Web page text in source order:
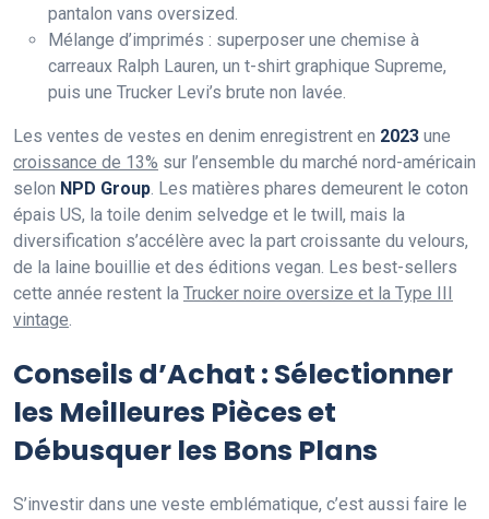
pantalon vans oversized.
Mélange d’imprimés : superposer une chemise à
carreaux Ralph Lauren, un t-shirt graphique Supreme,
puis une Trucker Levi’s brute non lavée.
Les ventes de vestes en denim enregistrent en 2023 une
croissance de 13% sur l’ensemble du marché nord-américain
selon NPD Group. Les matières phares demeurent le coton
épais US, la toile denim selvedge et le twill, mais la
diversification s’accélère avec la part croissante du velours,
de la laine bouillie et des éditions vegan. Les best-sellers
cette année restent la Trucker noire oversize et la Type III
vintage.
Conseils d’Achat : Sélectionner
les Meilleures Pièces et
Débusquer les Bons Plans
S’investir dans une veste emblématique, c’est aussi faire le